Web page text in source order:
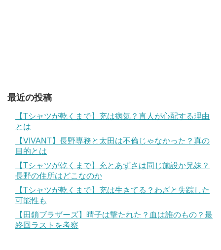
最近の投稿
【Tシャツが乾くまで】充は病気？直人が心配する理由
とは
【VIVANT】長野専務と太田は不倫じゃなかった？真の
目的とは
【Tシャツが乾くまで】充とあずさは同じ施設か兄妹？
長野の住所はどこなのか
【Tシャツが乾くまで】充は生きてる？わざと失踪した
可能性も
【田鎖ブラザーズ】晴子は撃たれた？血は誰のもの？最
終回ラストを考察